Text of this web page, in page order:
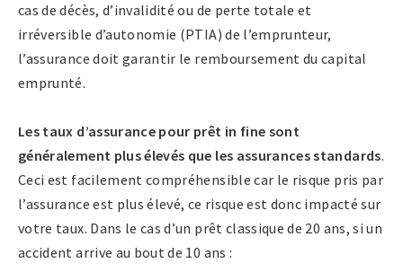
cas de décès, d’invalidité ou de perte totale et
irréversible d’autonomie (PTIA) de l’emprunteur,
l’assurance doit garantir le remboursement du capital
emprunté.
Les taux d’assurance pour prêt in fine sont
généralement plus élevés que les assurances standards.
Ceci est facilement compréhensible car le risque pris par
l’assurance est plus élevé, ce risque est donc impacté sur
votre taux. Dans le cas d’un prêt classique de 20 ans, si un
accident arrive au bout de 10 ans :